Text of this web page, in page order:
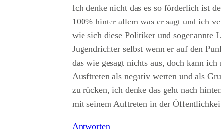
Ich denke nicht das es so förderlich ist
100% hinter allem was er sagt und ich
wie sich diese Politiker und sogenannte
Jugendrichter selbst wenn er auf den
das wie gesagt nichts aus, doch kann
Ausftreten als negativ werten und als
zu rücken, ich denke das geht nach
mit seinem Auftreten in der
Antworten